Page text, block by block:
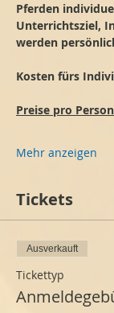
Pferden
Unterrichtsziel,
werden
Kosten fürs
Preise pro
Mehr anzeigen
Tickets
Ausverkauft
Tickettyp